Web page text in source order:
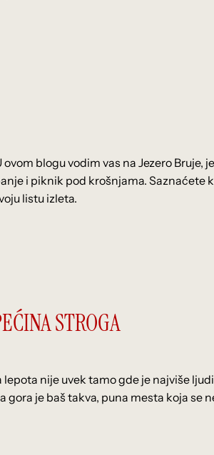
blogu vodim vas na Jezero Bruje,
i piknik pod krošnjama. Saznaćete
listu izleta.
STROGA
nije uvek tamo gde je najviše
gora je baš takva, puna mesta koja se